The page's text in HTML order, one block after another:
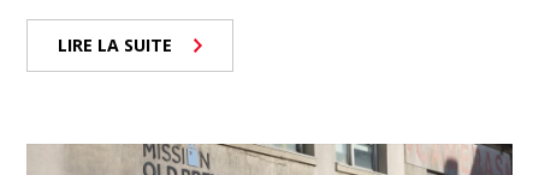
LIRE LA SUITE